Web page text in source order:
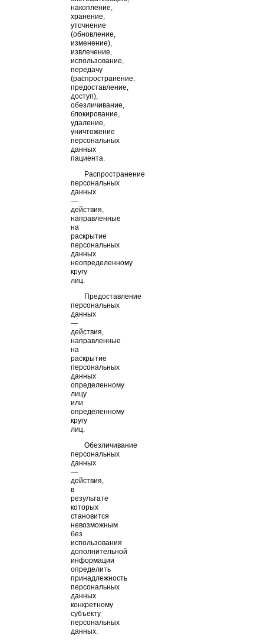
накопление,
хранение,
уточнение
(обновление,
изменение),
извлечение,
использование,
передачу
(распространение,
предоставление,
доступ),
обезличивание,
блокирование,
удаление,
уничтожение
персональных
данных
пациента.
Распространение
персональных
данных
—
действия,
направленные
на
раскрытие
персональных
данных
неопределенному
кругу
лиц.
Предоставление
персональных
данных
—
действия,
направленные
на
раскрытие
персональных
данных
определенному
лицу
или
определенному
кругу
лиц.
Обезличивание
персональных
данных
—
действия,
в
результате
которых
становится
невозможным
без
использования
дополнительной
информации
определить
принадлежность
персональных
данных
конкретному
субъекту
персональных
данных.